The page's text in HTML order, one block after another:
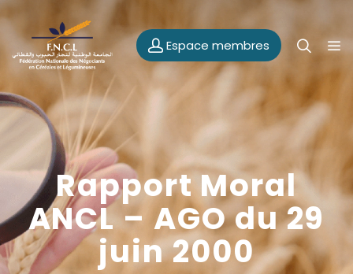
Espace membres
Rapport Moral
ANCL – AGO du 29
juin 2000